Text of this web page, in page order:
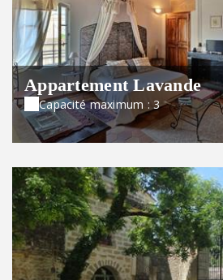
Appartement Lavande
Capacité maximum : 3